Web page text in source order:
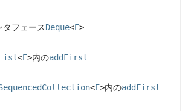
タフェースDeque<E>
<E>内のaddFirst
<E>内のaddFirst